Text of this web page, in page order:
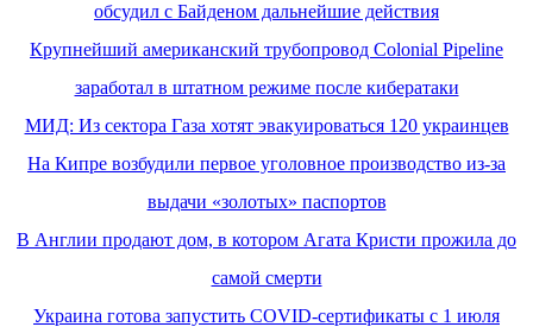
обсудил с Байденом дальнейшие действия
Крупнейший американский трубопровод Colonial Pipeline
заработал в штатном режиме после кибератаки
МИД: Из сектора Газа хотят эвакуироваться 120 украинцев
На Кипре возбудили первое уголовное производство из-за
выдачи «золотых» паспортов
В Англии продают дом, в котором Агата Кристи прожила до
самой смерти
Украина готова запустить COVID-сертификаты с 1 июля